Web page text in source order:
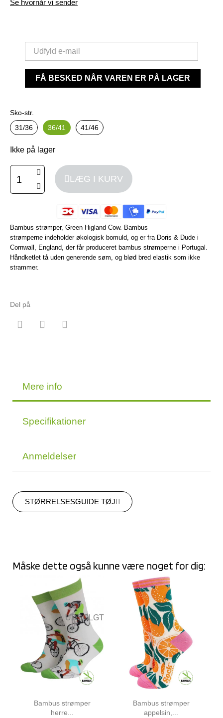
Se hvornår vi sender
FÅ BESKED NÅR VAREN ER PÅ LAGER
Sko-str.
31/36
36/41 41/46
Ikke på lager
LÆG I KURV
Bambus strømper, Green Higland Cow. Bambus
strømperne indeholder økologisk bomuld, og er fra Doris & Dude i
Cornwall, England, der får produceret bambus strømperne i Portugal.
Håndketlet tå uden generende søm, og blød bred elastik som ikke
strammer.
Del på
Mere info
Specifikationer
Anmeldelser
STØRRELSESGUIDE TØJ
Måske dette også kunne være noget for dig:
UDSOLGT
Bambus strømper
herre...
Bambus strømper
appelsin,...